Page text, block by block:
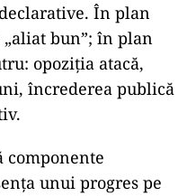
În plan
bun”; în plan
opoziția atacă,
încrederea publică
componente
unui progres pe